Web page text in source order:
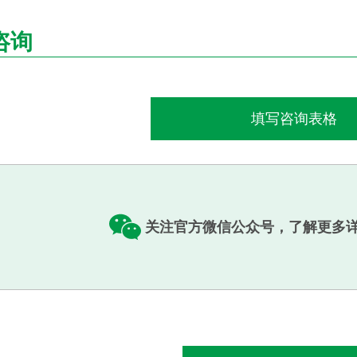
询
填写咨询表格
关注官方微信公众号，了解更多